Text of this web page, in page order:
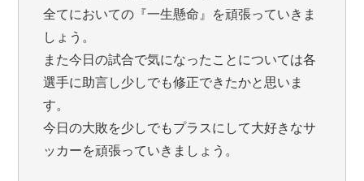
全てにおいての『一生懸命』を頑張っていきま
しょう。
また今日の試合で気になったことについては各
選手に助言し少しでも修正できたかと思いま
す。
今日の大敗を少しでもプラスにして大好きなサ
ッカーを頑張っていきましょう。